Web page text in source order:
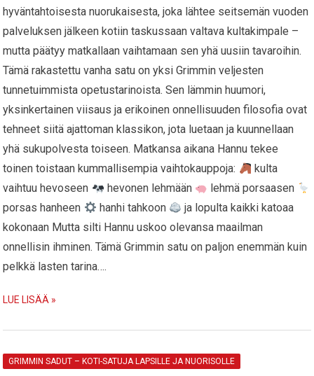
hyväntahtoisesta nuorukaisesta, joka lähtee seitsemän vuoden
palveluksen jälkeen kotiin taskussaan valtava kultakimpale –
mutta päätyy matkallaan vaihtamaan sen yhä uusiin tavaroihin.
Tämä rakastettu vanha satu on yksi Grimmin veljesten
tunnetuimmista opetustarinoista. Sen lämmin huumori,
yksinkertainen viisaus ja erikoinen onnellisuuden filosofia ovat
tehneet siitä ajattoman klassikon, jota luetaan ja kuunnellaan
yhä sukupolvesta toiseen. Matkansa aikana Hannu tekee
toinen toistaan kummallisempia vaihtokauppoja:
kulta
vaihtuu hevoseen
hevonen lehmään
lehmä porsaasen
porsas hanheen
hanhi tahkoon
ja lopulta kaikki katoaa
kokonaan Mutta silti Hannu uskoo olevansa maailman
onnellisin ihminen. Tämä Grimmin satu on paljon enemmän kuin
pelkkä lasten tarina….
LUE LISÄÄ »
GRIMMIN SADUT – KOTI-SATUJA LAPSILLE JA NUORISOLLE